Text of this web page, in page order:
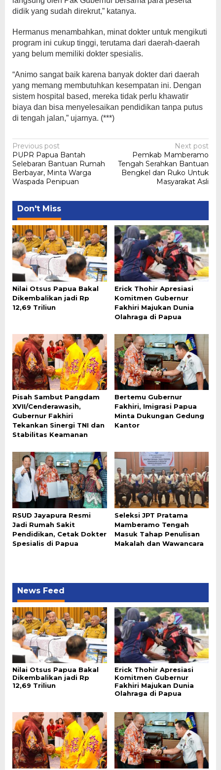
didik yang sudah direkrut,” katanya.
Hermanus menambahkan, minat dokter untuk mengikuti
program ini cukup tinggi, terutama dari daerah-daerah
yang belum memiliki dokter spesialis.
“Animo sangat baik karena banyak dokter dari daerah
yang memang membutuhkan kesempatan ini. Dengan
sistem hospital based, mereka tidak perlu khawatir
biaya dan bisa menyelesaikan pendidikan tanpa putus
di tengah jalan,” ujarnya. (***)
Post
navigation
Previous post
PUPR Papua Bantah
Selebaran Bantuan Rumah
Berbayar, Minta Warga
Waspada Penipuan
Next post
Pemkab Mamberamo
Tengah Serahkan Bantuan
Bengkel dan Ruko Untuk
Masyarakat Asli
Don't Miss
Nilai Otsus Papua Bakal
Dikembalikan jadi Rp
12,69 Triliun
Erick Thohir Apresiasi
Komitmen Gubernur
Fakhiri Majukan Dunia
Olahraga di Papua
Pisah Sambut Pangdam
XVII/Cenderawasih,
Gubernur Fakhiri
Tekankan Sinergi TNI dan
Stabilitas Keamanan
Bertemu Gubernur
Fakhiri, Imigrasi Papua
Minta Dukungan Gedung
Kantor
RSUD Jayapura Resmi
Jadi Rumah Sakit
Pendidikan, Cetak Dokter
Spesialis di Papua
Seleksi JPT Pratama
Mamberamo Tengah
Masuk Tahap Penulisan
Makalah dan Wawancara
News Feed
Nilai Otsus Papua Bakal
Dikembalikan jadi Rp
12,69 Triliun
Erick Thohir Apresiasi
Komitmen Gubernur
Fakhiri Majukan Dunia
Olahraga di Papua